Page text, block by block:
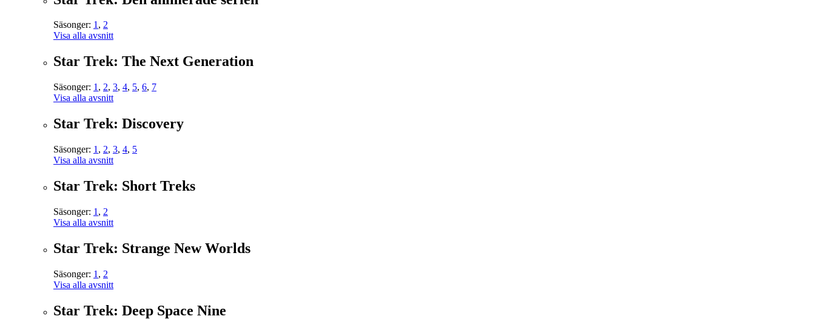
Säsonger: 1, 2
Visa alla avsnitt
Star Trek: The Next Generation
Säsonger: 1 , 2, 3, 4, 5, 6, 7
Visa alla avsnitt
Star Trek: Discovery
Säsonger: 1 , 2, 3, 4, 5
Visa alla avsnitt
Star Trek: Short Treks
Säsonger: 1 , 2
Visa alla avsnitt
Star Trek: Strange New Worlds
Säsonger: 1 , 2
Visa alla avsnitt
Star Trek: Deep Space Nine